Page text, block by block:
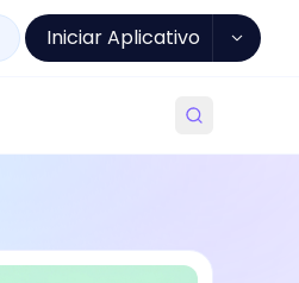
Iniciar Aplicativo